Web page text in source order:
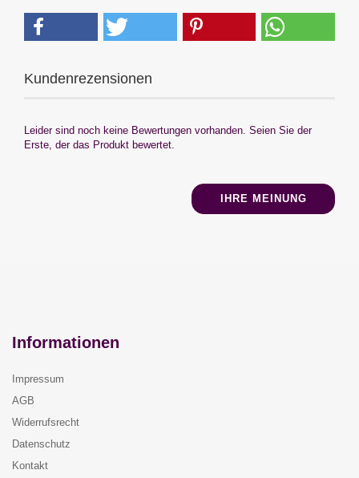
Kundenrezensionen
Leider sind noch keine Bewertungen vorhanden. Seien Sie der
Erste, der das Produkt bewertet.
IHRE MEINUNG
Informationen
Impressum
AGB
Widerrufsrecht
Datenschutz
Kontakt